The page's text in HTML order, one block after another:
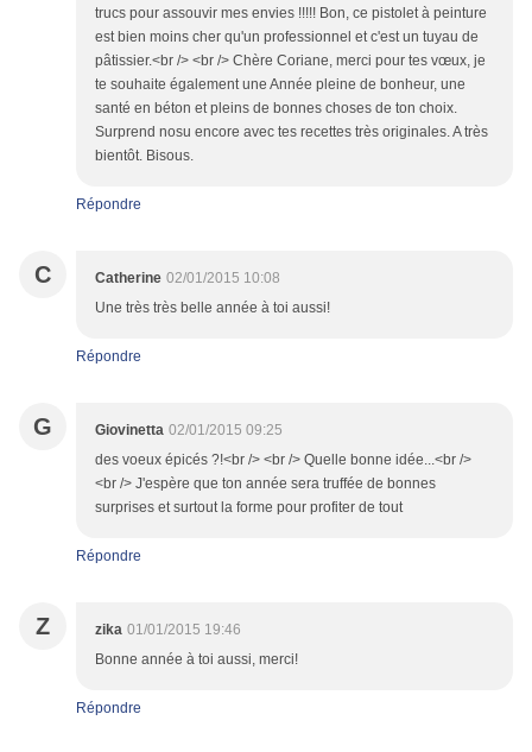
trucs pour assouvir mes envies !!!!! Bon, ce pistolet à peinture
est bien moins cher qu'un professionnel et c'est un tuyau de
pâtissier.<br /> <br /> Chère Coriane, merci pour tes vœux, je
te souhaite également une Année pleine de bonheur, une
santé en béton et pleins de bonnes choses de ton choix.
Surprend nosu encore avec tes recettes très originales. A très
bientôt. Bisous.
Répondre
C Catherine 02/01/2015 10:08
Une très très belle année à toi aussi!
Répondre
G Giovinetta 02/01/2015 09:25
des voeux épicés ?!<br /> <br /> Quelle bonne idée...<br />
<br /> J'espère que ton année sera truffée de bonnes
surprises et surtout la forme pour profiter de tout
Répondre
Z zika 01/01/2015 19:46
Bonne année à toi aussi, merci!
Répondre